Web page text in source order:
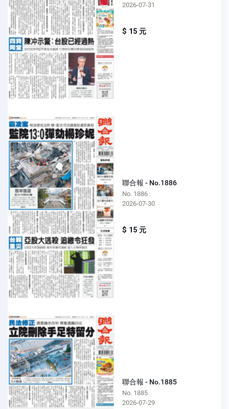
2026-07-31
$ 15 元
聯合報 - No.1886
No. 1886
2026-07-30
$ 15 元
聯合報 - No.1885
No. 1885
2026-07-29